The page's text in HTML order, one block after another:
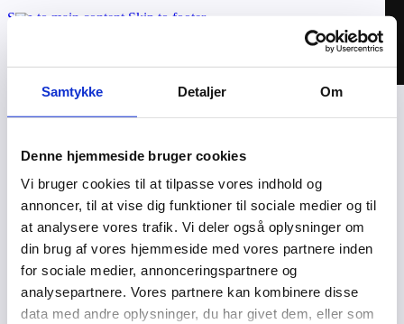
Samtykke Detaljer Om
Denne hjemmeside bruger cookies
Vi bruger cookies til at tilpasse vores indhold og
annoncer, til at vise dig funktioner til sociale medier og til
at analysere vores trafik. Vi deler også oplysninger om
din brug af vores hjemmeside med vores partnere inden
for sociale medier, annonceringspartnere og
analysepartnere. Vores partnere kan kombinere disse
data med andre oplysninger, du har givet dem, eller som
Skip to main content Skip to footer
Applikationer
Om os
Kontakt
Valhal Connect © 2026 | CVR: 42025895
MoveOn – Login
Privatlivspolitik
Connected af Webven